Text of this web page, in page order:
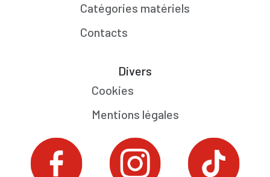
Catégories matériels
Contacts
Divers
Cookies
Mentions légales